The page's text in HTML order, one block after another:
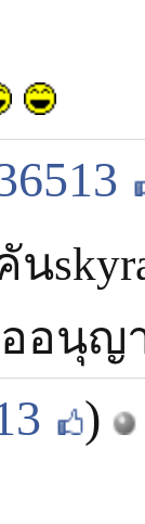
อนุญ
)